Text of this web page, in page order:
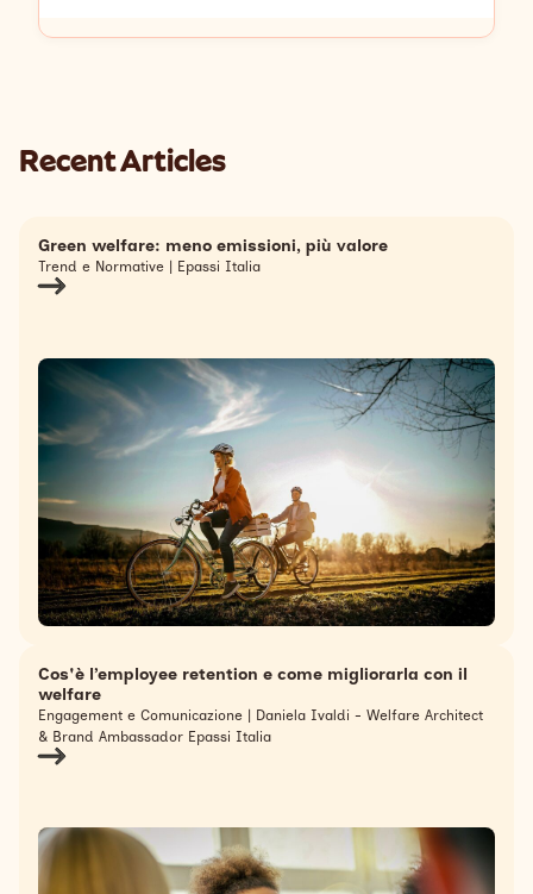
Recent Articles
Green welfare: meno emissioni, più valore
Trend e Normative | Epassi Italia
Cos'è l’employee retention e come migliorarla con il
welfare
Engagement e Comunicazione | Daniela Ivaldi - Welfare Architect
& Brand Ambassador Epassi Italia